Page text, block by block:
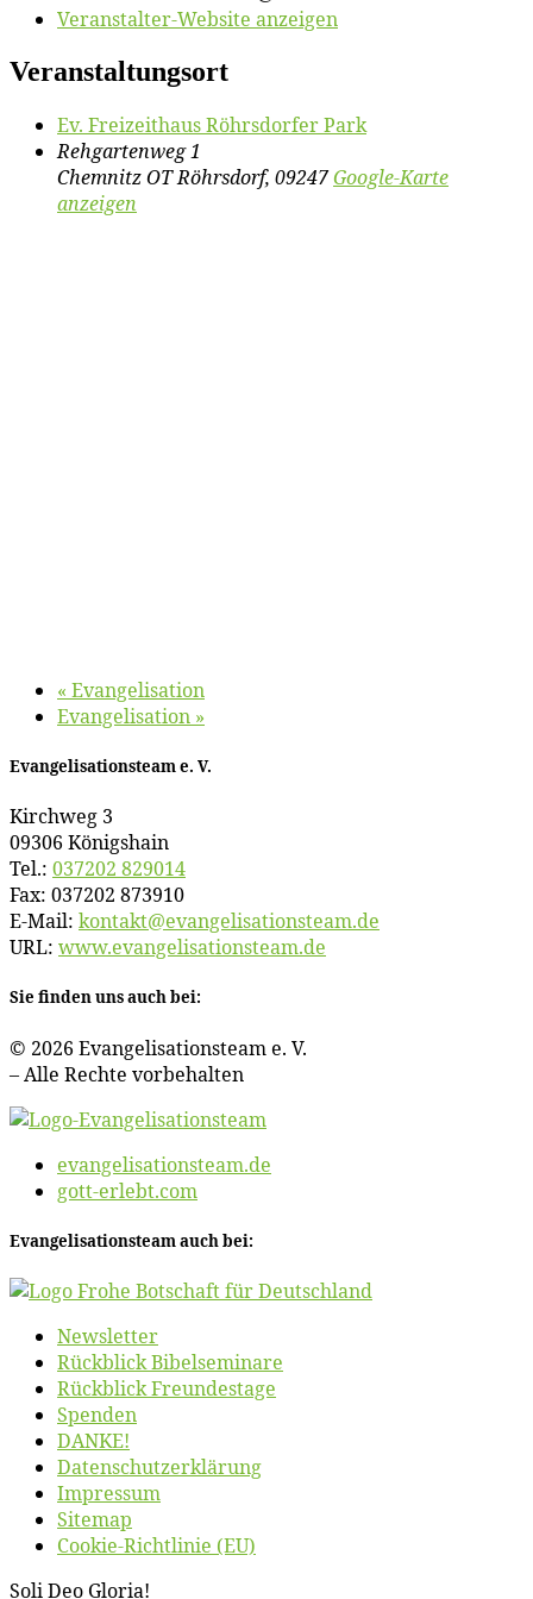
Veranstalter-Website anzeigen
Veranstaltungsort
Ev. Frei­zeit­haus Röhrs­dor­fer Park
Rehgartenweg 1
Chemnitz OT Röhrsdorf, 09247Google-Karte
anzeigen
« Evan­ge­li­sa­ti­on
Evan­ge­li­sa­ti­on »
Evan­ge­li­sa­ti­ons­team e. V.
Kirch­weg 3
09306 Königshain
Tel.: 037202 829014
Fax: 037202 873910
E‑Mail: kontakt@​evangelisationsteam.​de
URL: www​.evan​ge​li​sa​ti​ons​team​.de
Sie fin­den uns auch bei:
© 2026 Evan­ge­li­sa­ti­ons­team e. V.
– Al­le Rech­te vorbehalten
evangelisationsteam.de
gott-erlebt.com
Evan­ge­li­sa­ti­ons­team auch bei:
News­let­ter
Rück­blick Bibelseminare
Rück­blick Freundestage
Spen­den
DANKE!
Daten­schutz­er­klä­rung
Im­pres­sum
Site­map
Coo­kie-Rich­t­­li­­nie (EU)
So­li Deo Gloria!